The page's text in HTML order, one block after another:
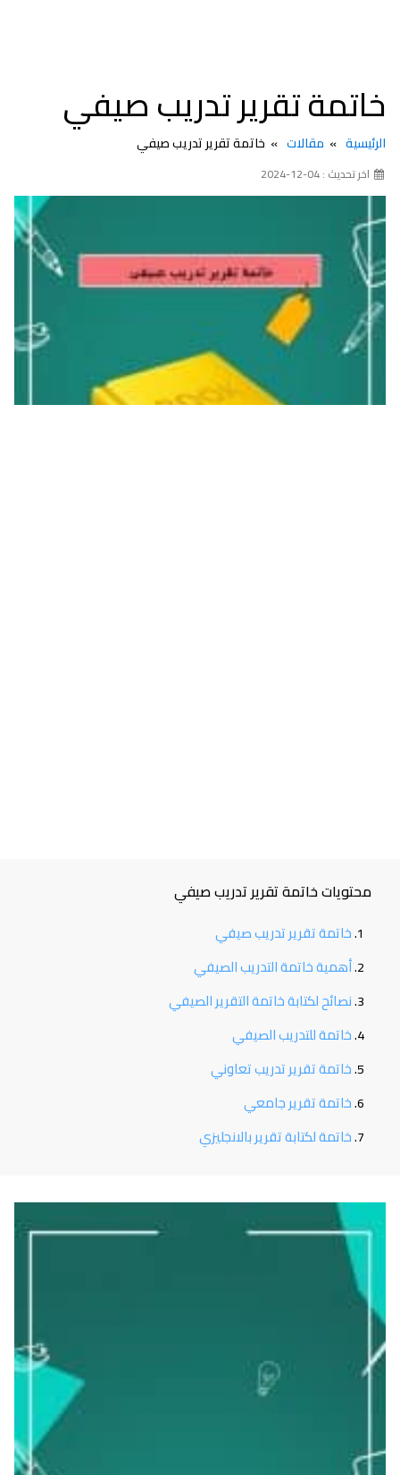
خاتمة تقرير تدريب صيفي
الرئيسية مقالات خاتمة تقرير تدريب صيفي
اخر تحديث : 04-12-2024
محتويات خاتمة تقرير تدريب صيفي
خاتمة تقرير تدريب صيفي
أهمية خاتمة التدريب الصيفي
نصائح لكتابة خاتمة التقرير الصيفي
خاتمة للتدريب الصيفي
خاتمة تقرير تدريب تعاوني
خاتمة تقرير جامعي
خاتمة لكتابة تقرير بالانجليزي